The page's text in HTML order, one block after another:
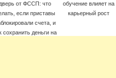
дверь от ФССП: что
если приставы
счета, и
сохранить деньги на
обучение влияет на
карьерный рост